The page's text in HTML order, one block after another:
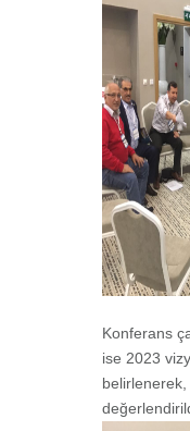
Konferans
ise 2023